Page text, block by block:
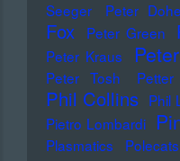
Seeger
Peter
Fox
Peter Green
Peter Kraus
Peter Tosh
Phil Collins Phil
Pietro Lombardi
Plasmatics
Polecats